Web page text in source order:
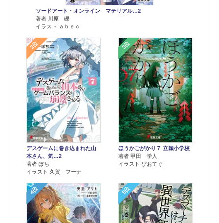
ソードアート・オンライン マテリアル…2
著者 川原 礫
イラスト ａｂｅｃ
2位
デスゲームに巻き込まれた山
本さん、気…2
著者 ぽち
イラスト 久賀 フーナ
3位
ほうかごがかり７ 立穎小学校
著者 甲田 学人
イラスト ぴおてぐ
4位 5位